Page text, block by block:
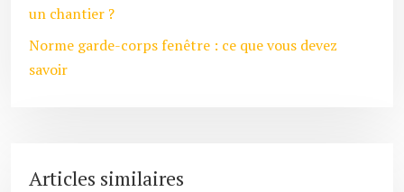
un chantier ?
Norme garde-corps fenêtre : ce que vous devez
savoir
Articles similaires